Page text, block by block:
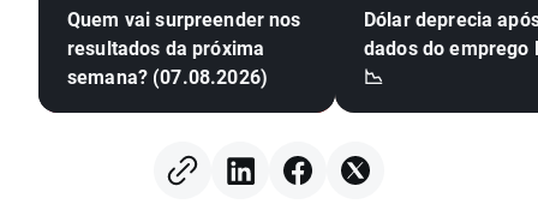
Quem vai surpreender nos
resultados da próxima
semana? (07.08.2026)
Dólar deprecia
dados do emprego
📉